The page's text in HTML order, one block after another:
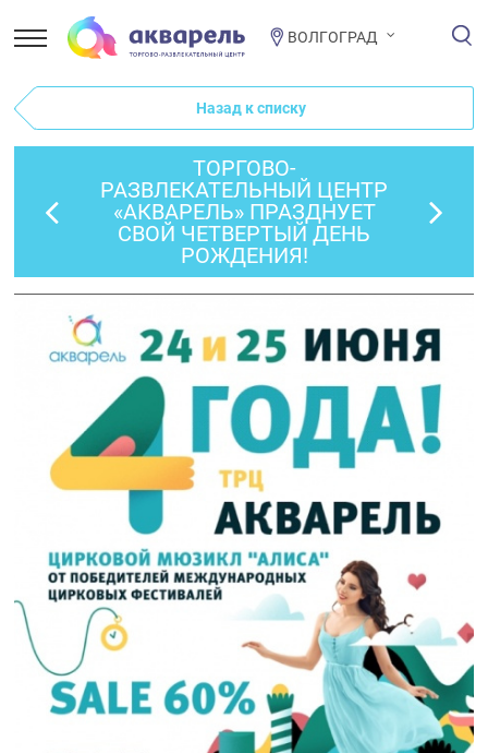
ВОЛГОГРАД
Назад к списку
ТОРГОВО-
РАЗВЛЕКАТЕЛЬНЫЙ ЦЕНТР
«АКВАРЕЛЬ» ПРАЗДНУЕТ
СВОЙ ЧЕТВЕРТЫЙ ДЕНЬ
РОЖДЕНИЯ!